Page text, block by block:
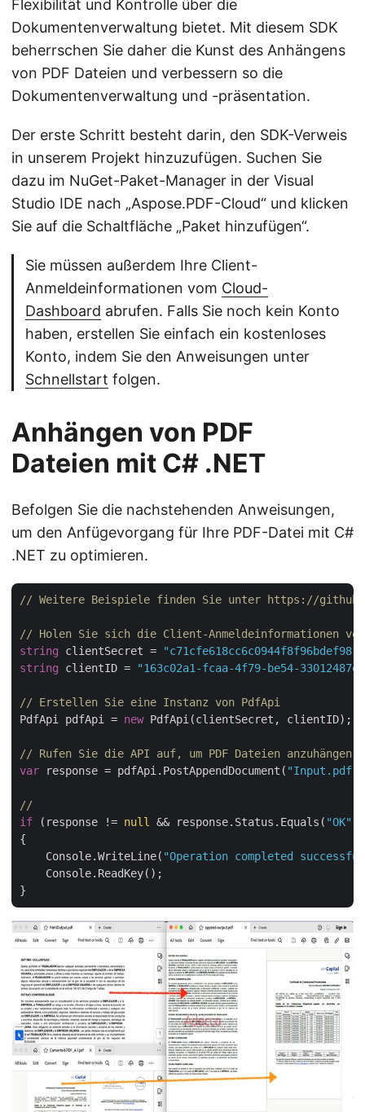
Flexibilität und Kontrolle über die
Dokumentenverwaltung bietet. Mit diesem SDK
beherrschen Sie daher die Kunst des Anhängens
von PDF Dateien und verbessern so die
Dokumentenverwaltung und -präsentation.
Der erste Schritt besteht darin, den SDK-Verweis
in unserem Projekt hinzuzufügen. Suchen Sie
dazu im NuGet-Paket-Manager in der Visual
Studio IDE nach „Aspose.PDF-Cloud“ und klicken
Sie auf die Schaltfläche „Paket hinzufügen“.
Sie müssen außerdem Ihre Client-
Anmeldeinformationen vom Cloud-
Dashboard abrufen. Falls Sie noch kein Konto
haben, erstellen Sie einfach ein kostenloses
Konto, indem Sie den Anweisungen unter
Schnellstart folgen.
Anhängen von PDF
Dateien mit C# .NET
Befolgen Sie die nachstehenden Anweisungen,
um den Anfügevorgang für Ihre PDF-Datei mit C#
.NET zu optimieren.
// Weitere Beispiele finden Sie unter https://
// Holen Sie sich die Client-Anmeldeinformationen
string clientSecret =
string clientID = "163c02a1-fcaa-4f79-be54-
// Erstellen Sie eine Instanz von PdfApi
PdfApi pdfApi = new PdfApi(clientSecret, clientID);
// Rufen Sie die API auf, um PDF Dateien anzuhängen
var response = pdfApi.PostAppendDocument( "Input.pdf"
//
if (response != null && response.Status.Equals( "OK"
{
    Console.WriteLine(
"Operation completed
    Console.ReadKey();